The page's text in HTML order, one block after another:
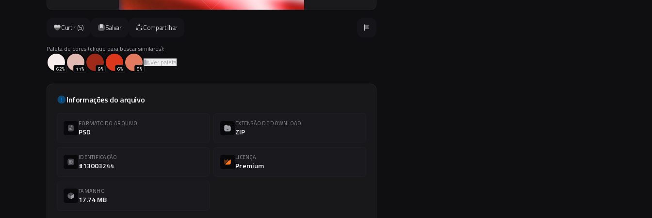
Curtir (5) Salvar Compartilhar
Paleta de cores (clique para buscar similares):
62% 11% 9% 6% 5%
Ver paleta
Informações do arquivo
FORMATO DO ARQUIVO
PSD
EXTENSÃO DE DOWNLOAD
ZIP
IDENTIFICAÇÃO
#13003244
LICENÇA
Premium
TAMANHO
17.74 MB